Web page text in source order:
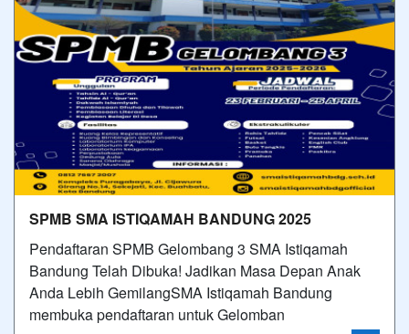
SPMB SMA ISTIQAMAH BANDUNG 2025
Pendaftaran SPMB Gelombang 3 SMA Istiqamah
Bandung Telah Dibuka! Jadikan Masa Depan Anak
Anda Lebih GemilangSMA Istiqamah Bandung
membuka pendaftaran untuk Gelomban